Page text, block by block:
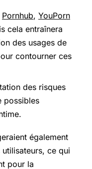
Pornhub, YouPorn
cela entraînera
des usages de
contourner ces
des risques
possibles
également
ce qui
pour la